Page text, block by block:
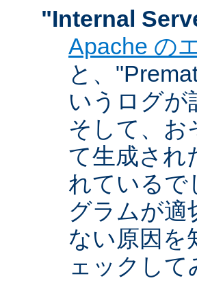
"Internal
Apache の
と、
いうログが
そして、お
て生成され
れているで
グラムが適
ない原因を
ェックし